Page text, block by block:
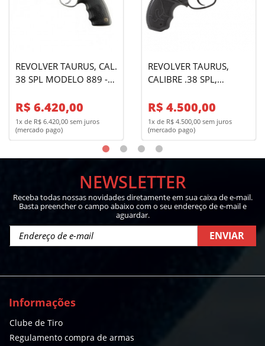
REVOLVER TAURUS, CAL.
38 SPL MODELO 889 -
REGULÁVEL - 4"
R$ 6.420,00
1x de R$ 6.420,00 sem juros
(mercado pago)
REVOLVER TAURUS,
CALIBRE .38 SPL,
TIROS - OXIDADO
FOSCO
R$ 4.500,00
1x de R$ 4.500,00 sem juros
(mercado pago)
NEWSLETTER
Receba todas nossas novidades diretamente em sua caixa de e-mail.
Basta preencher o campo abaixo com o seu endereço de e-mail e
aguardar.
ENVIAR
Informações
Clube de Tiro
Regulamento compra de armas